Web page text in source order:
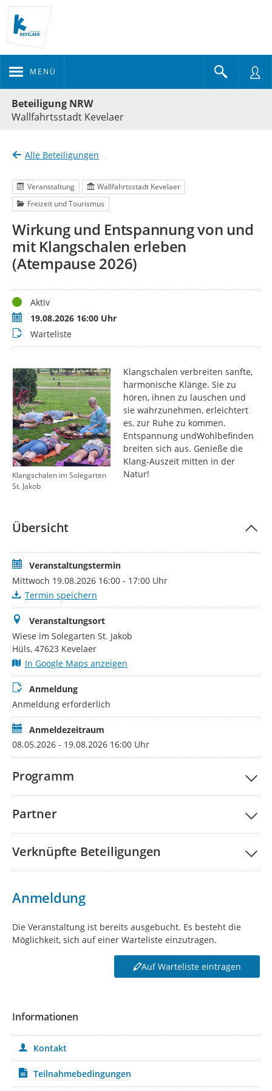
MENÜ
Beteiligung NRW
Wallfahrtsstadt Kevelaer
Alle Beteiligungen
Veranstaltung
Wallfahrtsstadt Kevelaer
Freizeit und Tourismus
Wirkung und Entspannung von und
mit Klangschalen erleben
(Atempause 2026)
StatusAktiv
Termin19.08.2026 16:00 Uhr
Buchungsstatus
Warteliste
Klangschalen im Solegarten
St. Jakob
Klangschalen verbreiten sanfte,
harmonische Klänge. Sie zu
hören, ihnen zu lauschen und
sie wahrzunehmen, erleichtert
es, zur Ruhe zu kommen.
Entspannung undWohlbefinden
breiten sich aus. Genieße die
Klang-Auszeit mitten in der
Natur!
Übersicht
Veranstaltungstermin
Mittwoch 19.08.2026 16:00 - 17:00 Uhr
Termin speichern
Veranstaltungsort
Wiese im Solegarten St. Jakob
Hüls, 47623 Kevelaer
In Google Maps anzeigen
Anmeldung
Anmeldung erforderlich
Anmeldezeitraum
08.05.2026 - 19.08.2026 16:00 Uhr
Programm
Partner
Verknüpfte Beteiligungen
Anmeldung
Die Veranstaltung ist bereits ausgebucht. Es besteht die
Möglichkeit, sich auf einer Warteliste einzutragen.
Auf Warteliste eintragen
Informationen
Kontakt
Teilnahmebedingungen